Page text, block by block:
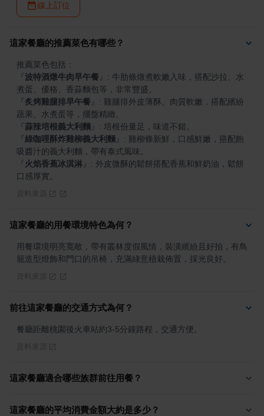
線上訂位
這家餐廳的推薦菜色有哪些？
波特酒燉牛肉早午餐
: 牛肋條燉煮軟嫩入味，搭配沙拉、水
炙烤雞腿排早午餐
: 雞腿排外皮薄酥、肉質軟嫩，搭配繽紛
蒜辣培根義大利麵
綠咖哩酥炸雞柳義大利麵
: 雞柳條新鮮，口感鮮嫩，搭配飽
火焰香蕉冰淇淋
: 外皮微酥的鬆餅搭配香蕉和鮮奶油，鬆餅
口感厚實。
這家餐廳的用餐環境特色為何？
用餐環境明亮寬敞，帶有叢林度假風情，裝潢繽紛且好拍，有鳥
籠造型燈飾和門口的吊椅，充滿綠意植栽佈置，採光良好。
前往這家餐廳的交通方式為何？
餐廳距離桃園後火車站約3-5分鐘路程，交通方便。
這家餐廳適合哪些族群前往用餐？
這家餐廳的平均消費金額大約是多少？